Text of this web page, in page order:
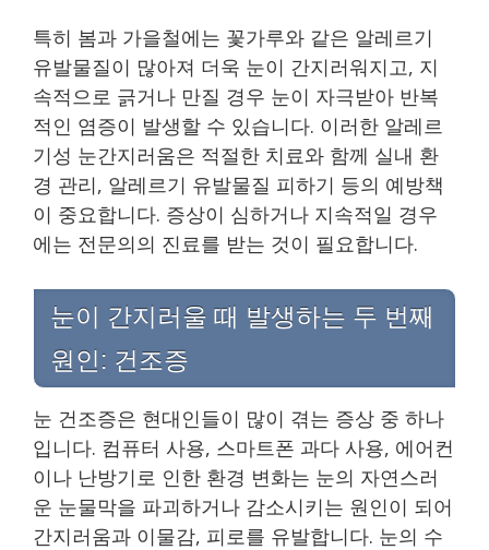
특히 봄과 가을철에는 꽃가루와 같은 알레르기
유발물질이 많아져 더욱 눈이 간지러워지고, 지
속적으로 긁거나 만질 경우 눈이 자극받아 반복
적인 염증이 발생할 수 있습니다. 이러한 알레르
기성 눈간지러움은 적절한 치료와 함께 실내 환
경 관리, 알레르기 유발물질 피하기 등의 예방책
이 중요합니다. 증상이 심하거나 지속적일 경우
에는 전문의의 진료를 받는 것이 필요합니다.
눈이 간지러울 때 발생하는 두 번째
원인: 건조증
눈 건조증은 현대인들이 많이 겪는 증상 중 하나
입니다. 컴퓨터 사용, 스마트폰 과다 사용, 에어컨
이나 난방기로 인한 환경 변화는 눈의 자연스러
운 눈물막을 파괴하거나 감소시키는 원인이 되어
간지러움과 이물감, 피로를 유발합니다. 눈의 수